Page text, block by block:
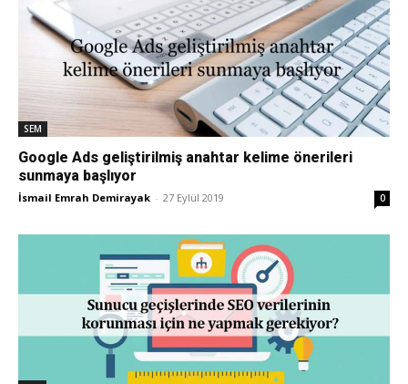
–
SEO,
SEM,
ASO,
Tasarım,
SEM
Google Ads geliştirilmiş anahtar kelime önerileri
sunmaya başlıyor
İsmail Emrah Demirayak - 27 Eylül 2019 0